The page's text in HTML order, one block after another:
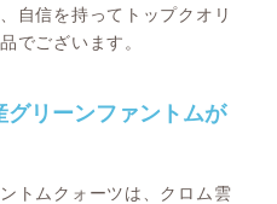
自信を持ってトップクオリ
でございます。
リーンファントムが
トムクォーツは、クロム雲